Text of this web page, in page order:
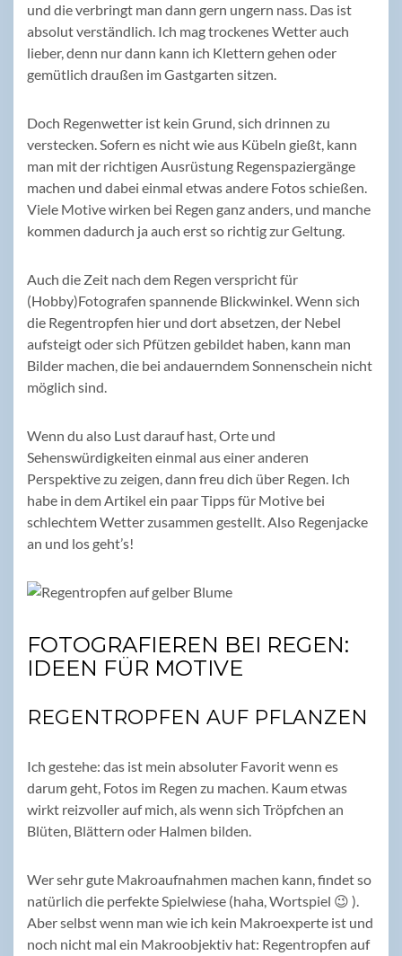
und die verbringt man dann gern ungern nass. Das ist
absolut verständlich. Ich mag trockenes Wetter auch
lieber, denn nur dann kann ich Klettern gehen oder
gemütlich draußen im Gastgarten sitzen.
Doch Regenwetter ist kein Grund, sich drinnen zu
verstecken. Sofern es nicht wie aus Kübeln gießt, kann
man mit der richtigen Ausrüstung Regenspaziergänge
machen und dabei einmal etwas andere Fotos schießen.
Viele Motive wirken bei Regen ganz anders, und manche
kommen dadurch ja auch erst so richtig zur Geltung.
Auch die Zeit nach dem Regen verspricht für
(Hobby)Fotografen spannende Blickwinkel. Wenn sich
die Regentropfen hier und dort absetzen, der Nebel
aufsteigt oder sich Pfützen gebildet haben, kann man
Bilder machen, die bei andauerndem Sonnenschein nicht
möglich sind.
Wenn du also Lust darauf hast, Orte und
Sehenswürdigkeiten einmal aus einer anderen
Perspektive zu zeigen, dann freu dich über Regen. Ich
habe in dem Artikel ein paar Tipps für Motive bei
schlechtem Wetter zusammen gestellt. Also Regenjacke
an und los geht’s!
FOTOGRAFIEREN BEI REGEN:
IDEEN FÜR MOTIVE
REGENTROPFEN AUF PFLANZEN
Ich gestehe: das ist mein absoluter Favorit wenn es
darum geht, Fotos im Regen zu machen. Kaum etwas
wirkt reizvoller auf mich, als wenn sich Tröpfchen an
Blüten, Blättern oder Halmen bilden.
Wer sehr gute Makroaufnahmen machen kann, findet so
natürlich die perfekte Spielwiese (haha, Wortspiel 😉 ).
Aber selbst wenn man wie ich kein Makroexperte ist und
noch nicht mal ein Makroobjektiv hat: Regentropfen auf